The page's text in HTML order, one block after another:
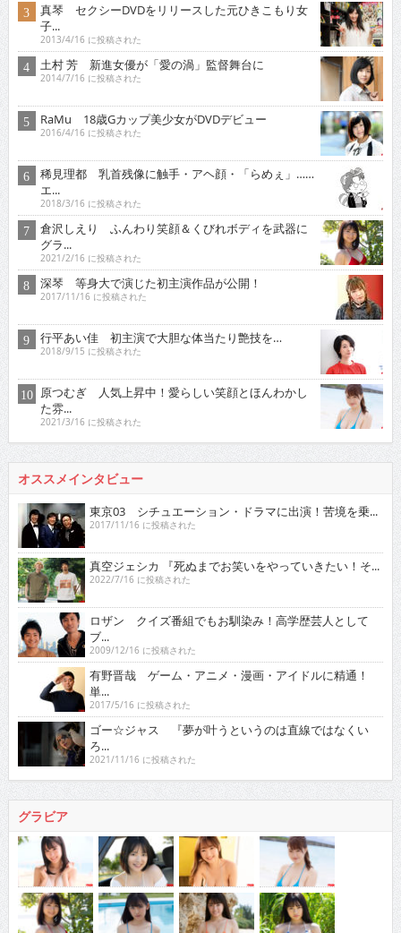
真琴 セクシーDVDをリリースした元ひきこもり女
子...
2013/4/16 に投稿された
土村 芳 新進女優が「愛の渦」監督舞台に
2014/7/16 に投稿された
RaMu 18歳Gカップ美少女がDVDデビュー
2016/4/16 に投稿された
稀見理都 乳首残像に触手・アヘ顔・「らめぇ」……
エ...
2018/3/16 に投稿された
倉沢しえり ふんわり笑顔＆くびれボディを武器に
グラ...
2021/2/16 に投稿された
深琴 等身大で演じた初主演作品が公開！
2017/11/16 に投稿された
行平あい佳 初主演で大胆な体当たり艶技を…
2018/9/15 に投稿された
原つむぎ 人気上昇中！愛らしい笑顔とほんわかし
た雰...
2021/3/16 に投稿された
オススメインタビュー
東京03 シチュエーション・ドラマに出演！苦境を乗...
2017/11/16 に投稿された
真空ジェシカ 『死ぬまでお笑いをやっていきたい！そ...
2022/7/16 に投稿された
ロザン クイズ番組でもお馴染み！高学歴芸人として
ブ...
2009/12/16 に投稿された
有野晋哉 ゲーム・アニメ・漫画・アイドルに精通！
単...
2017/5/16 に投稿された
ゴー☆ジャス 『夢が叶うというのは直線ではなくい
ろ...
2021/11/16 に投稿された
グラビア